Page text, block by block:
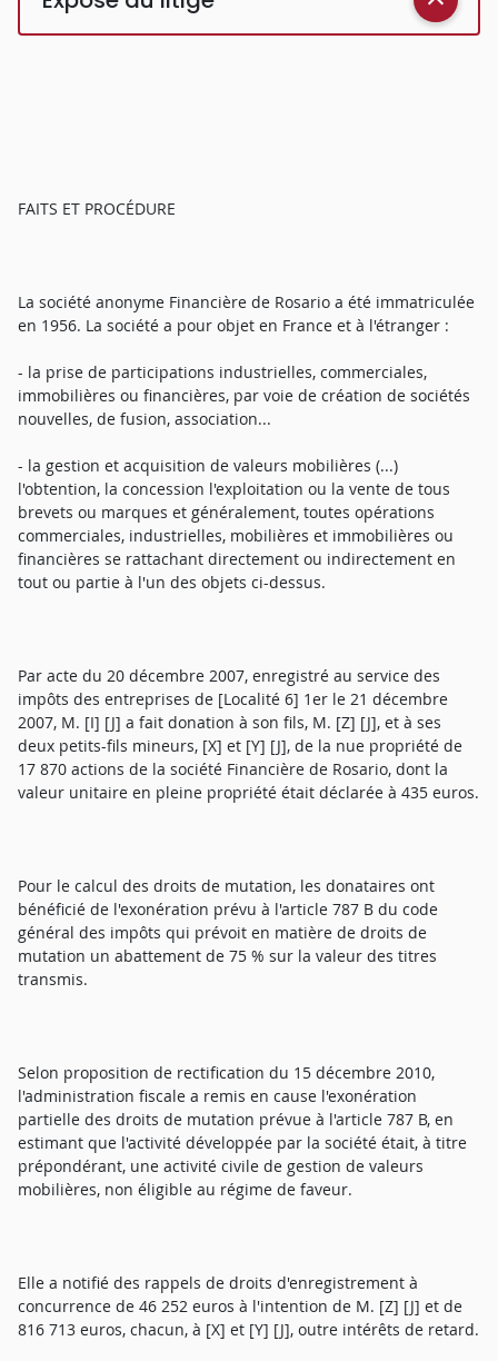
FAITS ET PROCÉDURE
La société anonyme Financière de Rosario a été immatriculée
en 1956. La société a pour objet en France et à l'étranger :
- la prise de participations industrielles, commerciales,
immobilières ou financières, par voie de création de sociétés
nouvelles, de fusion, association...
- la gestion et acquisition de valeurs mobilières (...)
l'obtention, la concession l'exploitation ou la vente de tous
brevets ou marques et généralement, toutes opérations
commerciales, industrielles, mobilières et immobilières ou
financières se rattachant directement ou indirectement en
tout ou partie à l'un des objets ci-dessus.
Par acte du 20 décembre 2007, enregistré au service des
impôts des entreprises de [Localité 6] 1er le 21 décembre
2007, M. [I] [J] a fait donation à son fils, M. [Z] [J], et à ses
deux petits-fils mineurs, [X] et [Y] [J], de la nue propriété de
17 870 actions de la société Financière de Rosario, dont la
valeur unitaire en pleine propriété était déclarée à 435 euros.
Pour le calcul des droits de mutation, les donataires ont
bénéficié de l'exonération prévu à l'article 787 B du code
général des impôts qui prévoit en matière de droits de
mutation un abattement de 75 % sur la valeur des titres
transmis.
Selon proposition de rectification du 15 décembre 2010,
l'administration fiscale a remis en cause l'exonération
partielle des droits de mutation prévue à l'article 787 B, en
estimant que l'activité développée par la société était, à titre
prépondérant, une activité civile de gestion de valeurs
mobilières, non éligible au régime de faveur.
Elle a notifié des rappels de droits d'enregistrement à
concurrence de 46 252 euros à l'intention de M. [Z] [J] et de
816 713 euros, chacun, à [X] et [Y] [J], outre intérêts de retard.